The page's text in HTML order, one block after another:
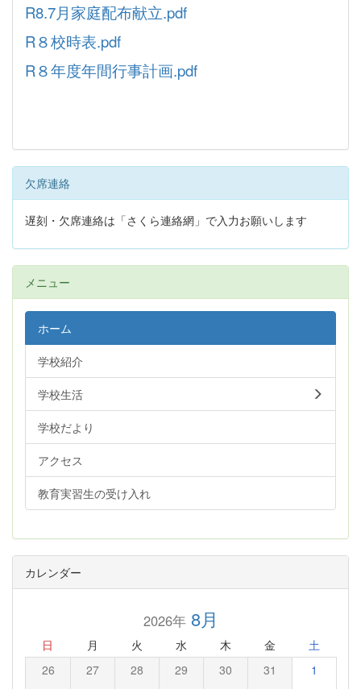
R8.7月家庭配布献立.pdf
R８校時表.pdf
R８年度年間行事計画.pdf
欠席連絡
遅刻・欠席連絡は「さくら連絡網」で入力お願いします
メニュー
ホーム
学校紹介
学校生活
学校だより
アクセス
教育実習生の受け入れ
カレンダー
2026年8月
日 月 火 水 木 金 土
26 27 28 29 30 31 1